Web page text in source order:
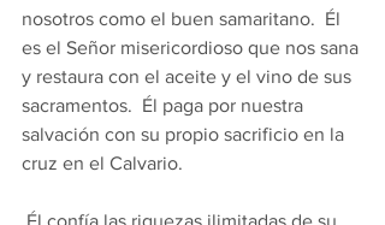
nosotros como el buen samaritano.  Él
es el Señor misericordioso que nos sana
y restaura con el aceite y el vino de sus
sacramentos.  Él paga por nuestra
salvación con su propio sacrificio en la
cruz en el Calvario.